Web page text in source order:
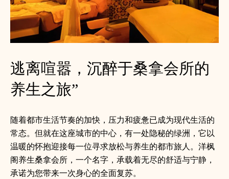
逃离喧嚣，沉醉于桑拿会所的
养生之旅”
随着都市生活节奏的加快，压力和疲惫已成为现代生活的
常态。但就在这座城市的中心，有一处隐秘的绿洲，它以
温暖的怀抱迎接每一位寻求放松与养生的都市旅人。洋枫
阁养生桑拿会所，一个名字，承载着无尽的舒适与宁静，
承诺为您带来一次身心的全面复苏。